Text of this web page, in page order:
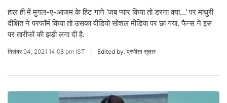
हाल ही में मुगल-ए-आजम के हिट गाने 'जब प्यार किया तो डरना क्या...' पर माधुरी
दीक्षित ने परफॉर्म किया तो उसका वीडियो सोशल मीडिया पर छा गया. फैन्स ने इस
पर तारीफों की झड़ी लगा दी है.
दिसंबर 04, 2021 14:08 pm IST Edited by: प्रणीता सुतार